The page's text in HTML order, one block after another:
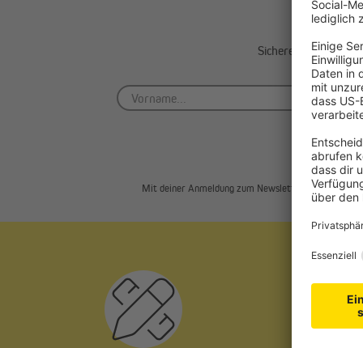
Sichere dir einen
Mit deiner Anmeldung zum Newsletter akzeptierst